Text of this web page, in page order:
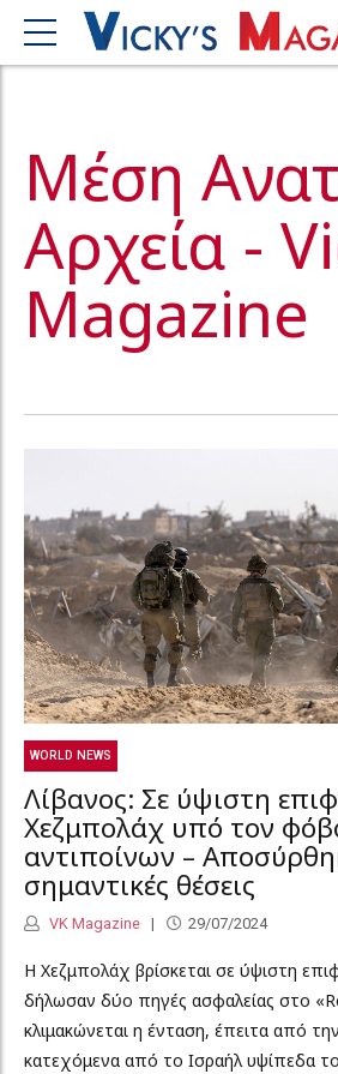
Μέση
Αρχεία -
Magazine
WORLD NEWS
Λίβανος: Σε ύψιστη
Χεζμπολάχ υπό τον
αντιποίνων –
σημαντικές θέσεις
VK Magazine 29/07/2024
Η Χεζμπολάχ βρίσκεται σε ύψιστη
δήλωσαν δύο πηγές ασφαλείας στο
κλιμακώνεται η ένταση, έπειτα από
κατεχόμενα από το Ισραήλ υψίπεδα